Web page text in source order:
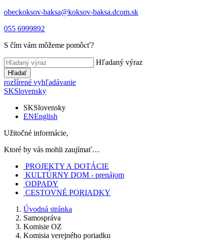
obeckoksov-baksa@koksov-baksa.dcom.sk
055 6999892
S čím vám môžeme pomôcť?
Hľadaný výraz
Hľadať
rozšírené vyhľadávanie
SKSlovensky
SKSlovensky
ENEnglish
Užitočné informácie,
Ktoré by vás mohli zaujímať…
PROJEKTY A DOTÁCIE
KULTÚRNY DOM - prenájom
ODPADY
CESTOVNÉ PORIADKY
Úvodná stránka
Samospráva
Komisie OZ
Komisia verejného poriadku